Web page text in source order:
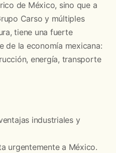
de México, sino que a
Carso y múltiples
tiene una fuerte
de la economía mexicana:
energía, transporte
industriales y
urgentemente a México.